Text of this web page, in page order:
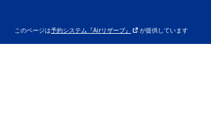
このページは予約システム『Airリザーブ』 が提供しています